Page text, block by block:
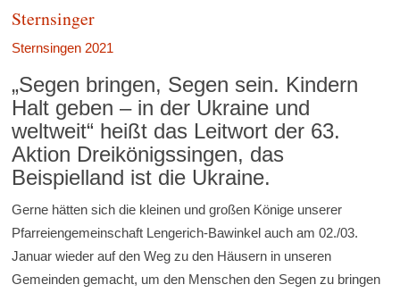
Sternsinger
Sternsingen 2021
„Segen bringen, Segen sein. Kindern
Halt geben – in der Ukraine und
weltweit“ heißt das Leitwort der 63.
Aktion Dreikönigssingen, das
Beispielland ist die Ukraine.
Gerne hätten sich die kleinen und großen Könige unserer
Pfarreiengemeinschaft Lengerich-Bawinkel auch am 02./03.
Januar wieder auf den Weg zu den Häusern in unseren
Gemeinden gemacht, um den Menschen den Segen zu bringen